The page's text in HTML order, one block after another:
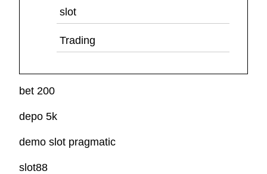
slot
Trading
bet 200
depo 5k
demo slot pragmatic
slot88